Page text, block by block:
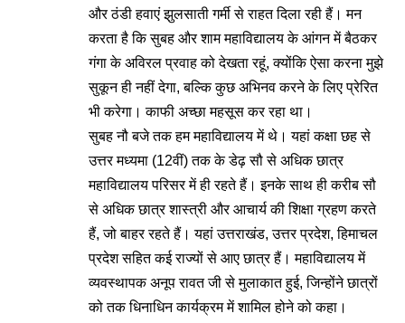
और ठंडी हवाएं झुलसाती गर्मी से राहत दिला रही हैं। मन
करता है कि सुबह और शाम महाविद्यालय के आंगन में बैठकर
गंगा के अविरल प्रवाह को देखता रहूं, क्योंकि ऐसा करना मुझे
सुकून ही नहीं देगा, बल्कि कुछ अभिनव करने के लिए प्रेरित
भी करेगा। काफी अच्छा महसूस कर रहा था।
सुबह नौ बजे तक हम महाविद्यालय में थे। यहां कक्षा छह से
उत्तर मध्यमा (12वीं) तक के डेढ़ सौ से अधिक छात्र
महाविद्यालय परिसर में ही रहते हैं। इनके साथ ही करीब सौ
से अधिक छात्र शास्त्री और आचार्य की शिक्षा ग्रहण करते
हैं, जो बाहर रहते हैं। यहां उत्तराखंड, उत्तर प्रदेश, हिमाचल
प्रदेश सहित कई राज्यों से आए छात्र हैं। महाविद्यालय में
व्यवस्थापक अनूप रावत जी से मुलाकात हुई, जिन्होंने छात्रों
को तक धिनाधिन कार्यक्रम में शामिल होने को कहा।